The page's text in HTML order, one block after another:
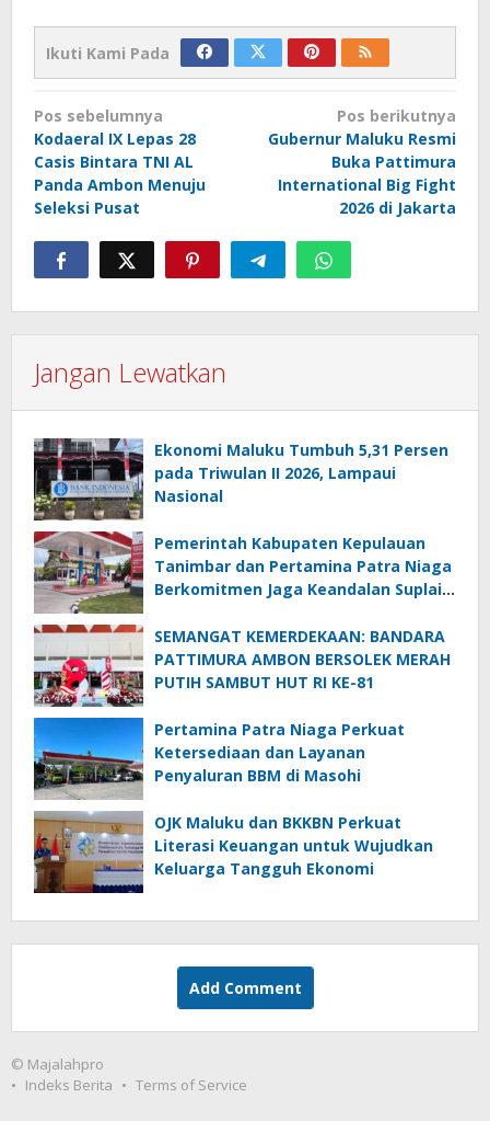
Ikuti Kami Pada
Navigasi
pos
Pos sebelumnya
Kodaeral IX Lepas 28
Casis Bintara TNI AL
Panda Ambon Menuju
Seleksi Pusat
Pos berikutnya
Gubernur Maluku Resmi
Buka Pattimura
International Big Fight
2026 di Jakarta
Jangan Lewatkan
Ekonomi Maluku Tumbuh 5,31 Persen
pada Triwulan II 2026, Lampaui
Nasional
Pemerintah Kabupaten Kepulauan
Tanimbar dan Pertamina Patra Niaga
Berkomitmen Jaga Keandalan Suplai
SEMANGAT KEMERDEKAAN: BANDARA
PATTIMURA AMBON BERSOLEK MERAH
PUTIH SAMBUT HUT RI KE-81
Pertamina Patra Niaga Perkuat
Ketersediaan dan Layanan
Penyaluran BBM di Masohi
OJK Maluku dan BKKBN Perkuat
Literasi Keuangan untuk Wujudkan
Keluarga Tangguh Ekonomi
Add Comment
© Majalahpro
Indeks Berita
Terms of Service